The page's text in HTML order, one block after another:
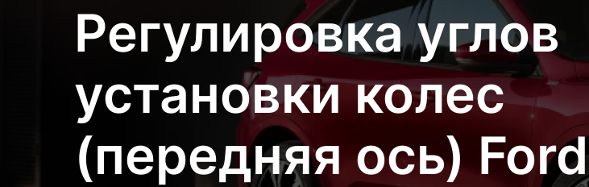
Регулировка углов
установки колес
(передняя ось) Ford